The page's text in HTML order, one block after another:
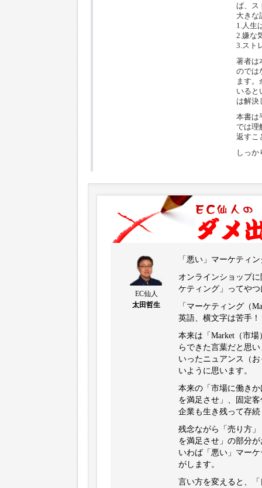
ば、ス
大きな
1.人生
2.嫌な
3.スト
著者は
のでは
ます。
いると
は解決
本書は
では理
返すこ
しっ
EC仙人
太田哲生
「悪い」マーケティ
オンラインショップ
ケティング」ってや
「マーケティング（
英語、横文字は苦手
本来は「Market（市
らできた言葉だと思
いったニュアンス（
いように思います。
本来の「市場に働き
を満足させ」、固定
企業も生き残って存
残念ながら「売り方
を満足させ」の部分
いわば「悪い」マー
がします。
言い方を変えると、